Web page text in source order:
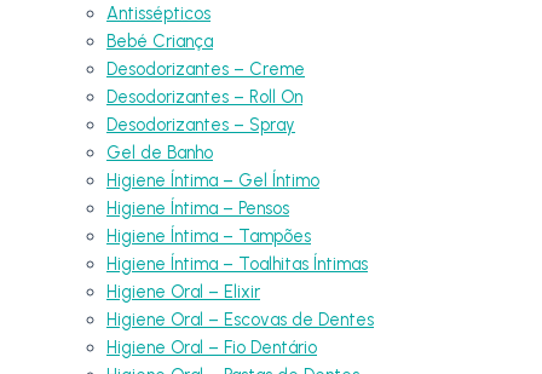
Antissépticos
Bebé Criança
Desodorizantes – Creme
Desodorizantes – Roll On
Desodorizantes – Spray
Gel de Banho
Higiene Íntima – Gel Íntimo
Higiene Íntima – Pensos
Higiene Íntima – Tampões
Higiene Íntima – Toalhitas Íntimas
Higiene Oral – Elixir
Higiene Oral – Escovas de Dentes
Higiene Oral – Fio Dentário